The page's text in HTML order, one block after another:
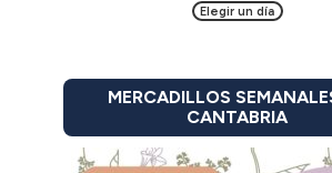
Elegir un día
MERCADILLOS
CANTABRIA